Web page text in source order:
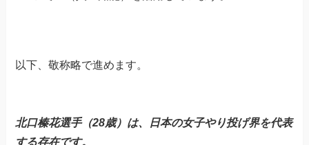
以下、敬称略で進めます。
北口榛花選手（28歳）は、日本の女子やり投げ界を代表
する存在です。